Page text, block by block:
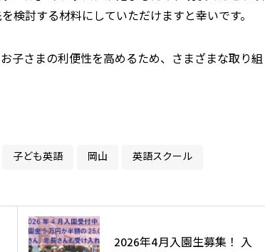
検討する材料にしていただけますと幸いです。
子さまの利便性を高めるため、さまざまな取り組
子ども英語 岡山 英語スクール
2026年4月入園生募集！ 入